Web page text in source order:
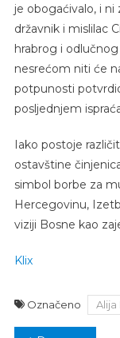
je obogaćivalo, i ni
državnik i mislilac
hrabrog i
nesrećom niti će
potpunosti
posljednjem
Iako postoje
ostavštine
simbol borbe za
Hercegovinu,
viziji Bosne kao
Klix
Označeno